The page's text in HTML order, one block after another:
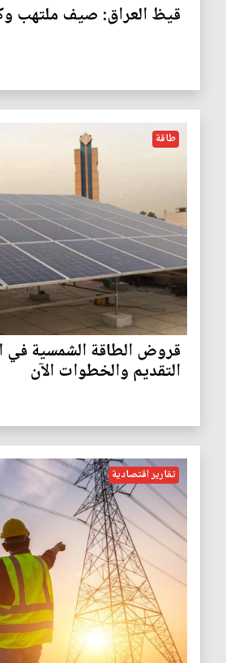
قيظ العراق: صيف ملتهب
طاقة
قروض الطاقة الشمسية في
التقديم والخطوات الآن
تقارير اقتصادية